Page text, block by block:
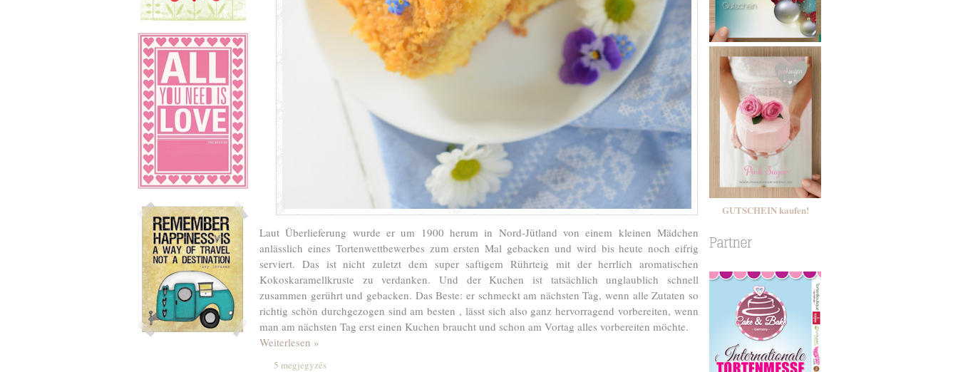
Laut Überlieferung wurde er um 1900 herum in Nord-Jütland von einem kleinen Mädchen
anlässlich eines Tortenwettbewerbes zum ersten Mal gebacken und wird bis heute noch eifrig
serviert. Das ist nicht zuletzt dem super saftigem Rührteig mit der herrlich aromatischen
Kokoskaramellkruste zu verdanken. Und der Kuchen ist tatsächlich unglaublich schnell
zusammen gerührt und gebacken. Das Beste: er schmeckt am nächsten Tag, wenn alle Zutaten so
richtig schön durchgezogen sind am besten , lässt sich also ganz hervorragend vorbereiten, wenn
man am nächsten Tag erst einen Kuchen braucht und schon am Vortag alles vorbereiten möchte.
Weiterlesen »
5 megjegyzés
GUTSCHEIN kaufen!